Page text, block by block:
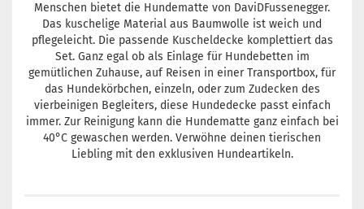
Menschen bietet die Hundematte von DaviDFussenegger.
Das kuschelige Material aus Baumwolle ist weich und
pflegeleicht. Die passende Kuscheldecke komplettiert das
Set. Ganz egal ob als Einlage für Hundebetten im
gemütlichen Zuhause, auf Reisen in einer Transportbox, für
das Hundekörbchen, einzeln, oder zum Zudecken des
vierbeinigen Begleiters, diese Hundedecke passt einfach
immer. Zur Reinigung kann die Hundematte ganz einfach bei
40°C gewaschen werden. Verwöhne deinen tierischen
Liebling mit den exklusiven Hundeartikeln.